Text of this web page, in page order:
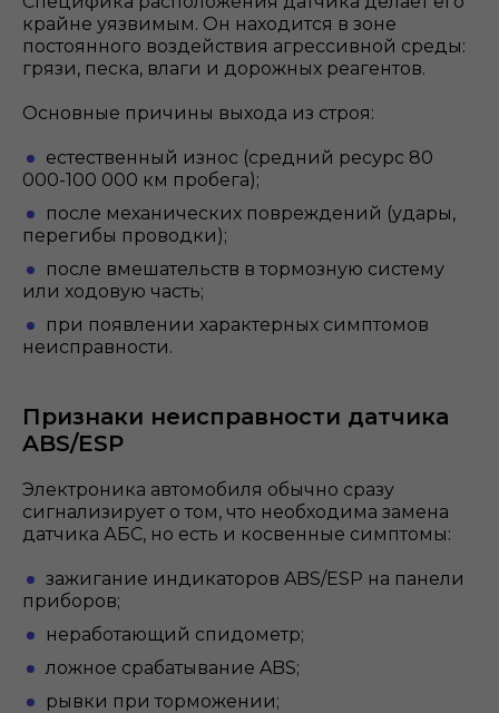
крайне уязвимым. Он находится в зоне
постоянного воздействия агрессивной среды:
грязи, песка, влаги и дорожных реагентов.
Основные причины выхода из строя:
естественный износ (средний ресурс 80
000-100 000 км пробега);
после механических повреждений (удары,
перегибы проводки);
после вмешательств в тормозную систему
или ходовую часть;
при появлении характерных симптомов
неисправности.
Признаки неисправности датчика
ABS/ESP
Электроника автомобиля обычно сразу
сигнализирует о том, что необходима замена
датчика АБС, но есть и косвенные симптомы:
зажигание индикаторов ABS/ESP на панели
приборов;
неработающий спидометр;
ложное срабатывание ABS;
рывки при торможении;